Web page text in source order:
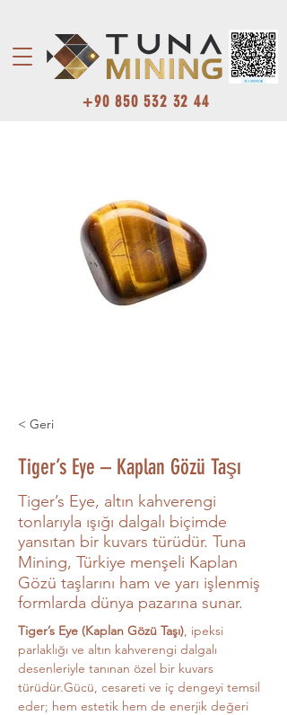
+90 850 532 32 44
< Geri
Tiger’s Eye – Kaplan Gözü Taşı
Tiger’s Eye, altın kahverengi
tonlarıyla ışığı dalgalı biçimde
yansıtan bir kuvars türüdür. Tuna
Mining, Türkiye menşeli Kaplan
Gözü taşlarını ham ve yarı işlenmiş
formlarda dünya pazarına sunar.
Tiger’s Eye (Kaplan Gözü Taşı), ipeksi
parlaklığı ve altın kahverengi dalgalı
desenleriyle tanınan özel bir kuvars
türüdür.Gücü, cesareti ve iç dengeyi temsil
eder; hem estetik hem de enerjik değeri